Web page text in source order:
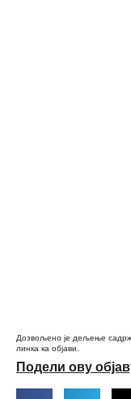
Дозвољено је дељење
линка ка објави.
Подели ову